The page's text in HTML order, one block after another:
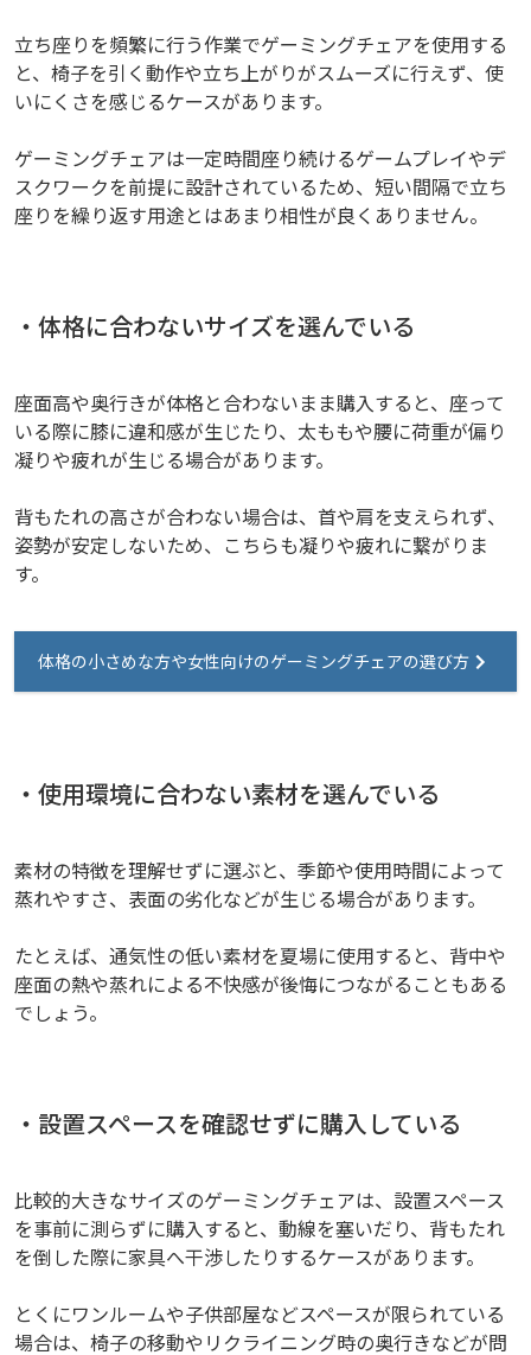
立ち座りを頻繁に行う作業でゲーミングチェアを使用する
と、椅子を引く動作や立ち上がりがスムーズに行えず、使
いにくさを感じるケースがあります。
ゲーミングチェアは一定時間座り続けるゲームプレイやデ
スクワークを前提に設計されているため、短い間隔で立ち
座りを繰り返す用途とはあまり相性が良くありません。
・体格に合わないサイズを選んでいる
座面高や奥行きが体格と合わないまま購入すると、座って
いる際に膝に違和感が生じたり、太ももや腰に荷重が偏り
凝りや疲れが生じる場合があります。
背もたれの高さが合わない場合は、首や肩を支えられず、
姿勢が安定しないため、こちらも凝りや疲れに繋がりま
す。
体格の小さめな方や女性向けのゲーミングチェアの選び方
・使用環境に合わない素材を選んでいる
素材の特徴を理解せずに選ぶと、季節や使用時間によって
蒸れやすさ、表面の劣化などが生じる場合があります。
たとえば、通気性の低い素材を夏場に使用すると、背中や
座面の熱や蒸れによる不快感が後悔につながることもある
でしょう。
・設置スペースを確認せずに購入している
比較的大きなサイズのゲーミングチェアは、設置スペース
を事前に測らずに購入すると、動線を塞いだり、背もたれ
を倒した際に家具へ干渉したりするケースがあります。
とくにワンルームや子供部屋などスペースが限られている
場合は、椅子の移動やリクライニング時の奥行きなどが問